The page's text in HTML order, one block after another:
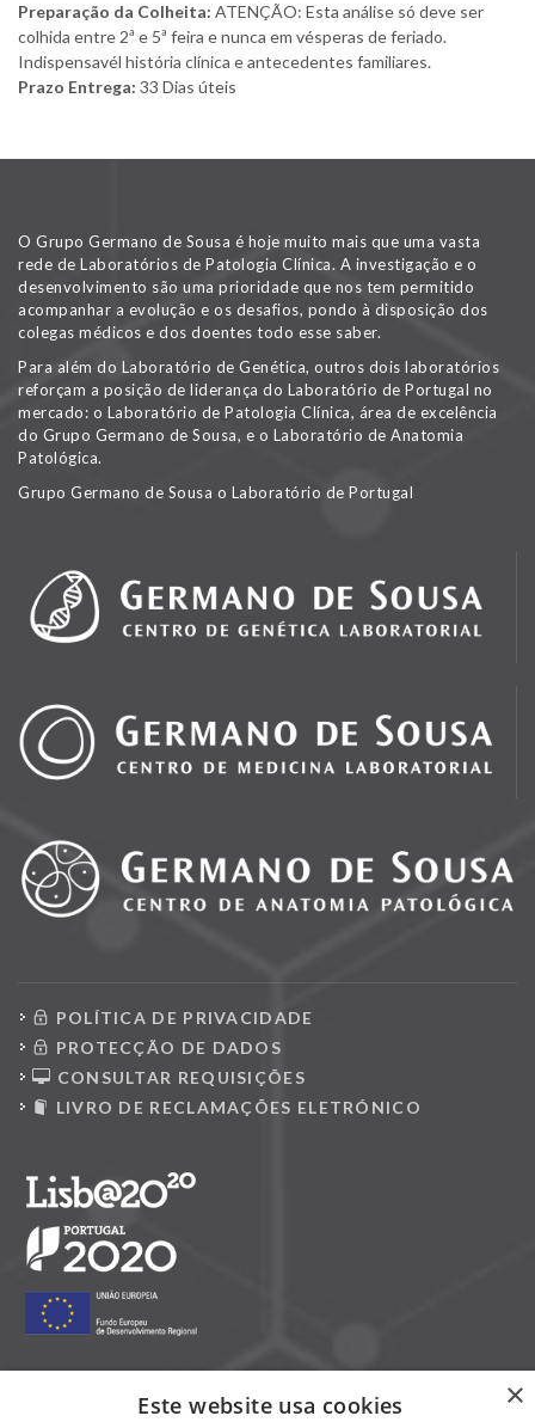
Preparação da Colheita: ATENÇÃO: Esta análise só deve ser
colhida entre 2ª e 5ª feira e nunca em vésperas de feriado.
Indispensavél história clínica e antecedentes familiares.
Prazo Entrega: 33 Dias úteis
O Grupo Germano de Sousa é hoje muito mais que uma vasta
rede de Laboratórios de Patologia Clínica. A investigação e o
desenvolvimento são uma prioridade que nos tem permitido
acompanhar a evolução e os desafios, pondo à disposição dos
colegas médicos e dos doentes todo esse saber.
Para além do Laboratório de Genética, outros dois laboratórios
reforçam a posição de liderança do Laboratório de Portugal no
mercado: o Laboratório de Patologia Clínica, área de excelência
do Grupo Germano de Sousa, e o Laboratório de Anatomia
Patológica.
Grupo Germano de Sousa o Laboratório de Portugal
POLÍTICA DE PRIVACIDADE
PROTECÇÃO DE DADOS
CONSULTAR REQUISIÇÕES
LIVRO DE RECLAMAÇÕES ELETRÓNICO
×
Este website usa cookies